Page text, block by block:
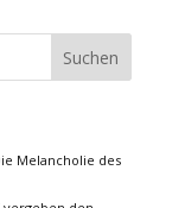
Melancholie des